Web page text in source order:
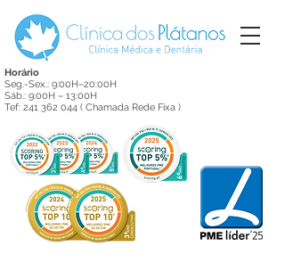
Horário
Seg.-Sex.: 9:00H–20:00H
Sáb.: 9:00H – 13:00H
Tef: 241 362 044 ( Chamada Rede Fixa )